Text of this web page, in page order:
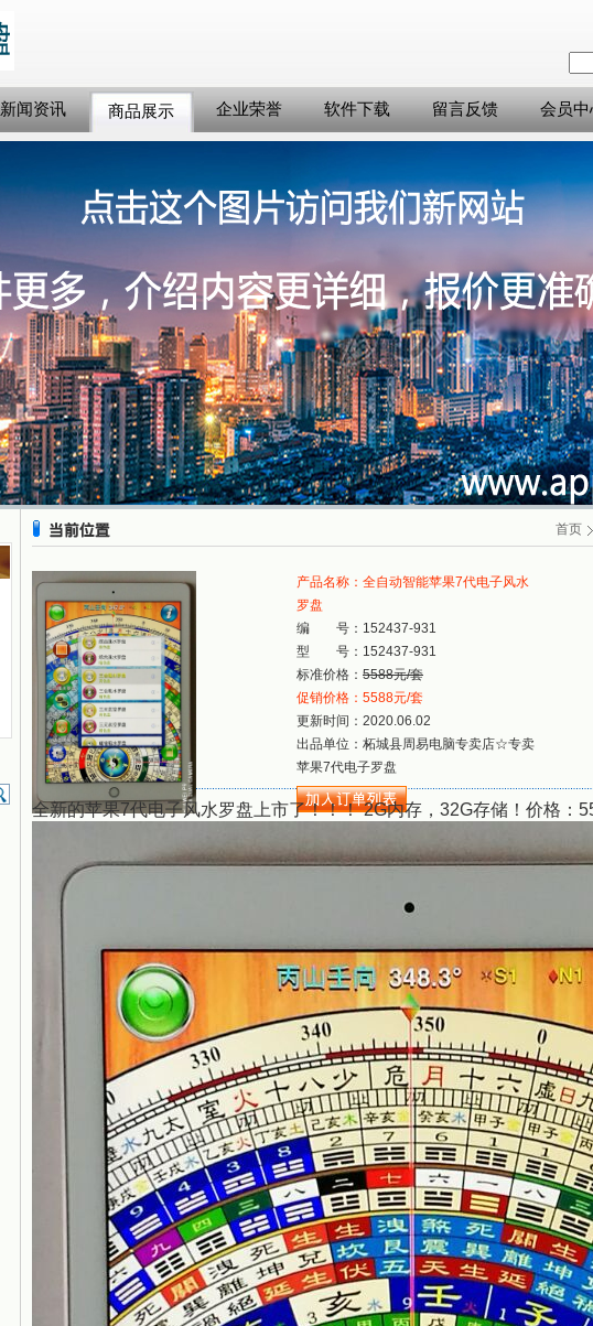
新闻资讯 商品展示 企业荣誉 软件下载 留言反馈 会员中
首页
产品名称：全自动智能苹果7代电子风水
罗盘
编 号：152437-931
型 号：152437-931
标准价格： 5588元/套
促销价格：5588元/套
更新时间：2020.06.02
出品单位：柘城县周易电脑专卖店☆专卖
苹果7代电子罗盘
全新的苹果7代电子风水罗盘上市了！！！ 2G内存，32G存储！价格：